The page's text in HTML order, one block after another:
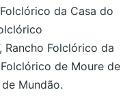
da Casa do
Rancho Folclórico da
de Moure de
Mundão.